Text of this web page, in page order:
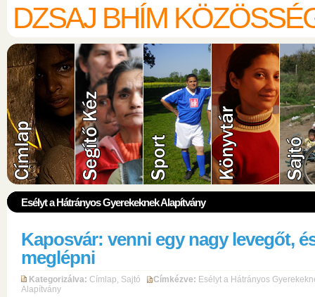
DZSAJ BHÍM
Esélyt a Hátrányos Gyerekeknek Alapítvány
Kaposvár: venni egy nagy levegőt,
meglépni
Kategorizálva: Címlap, Sajtó Címkézve: Esélyt a Hátrányos
Alapítvány